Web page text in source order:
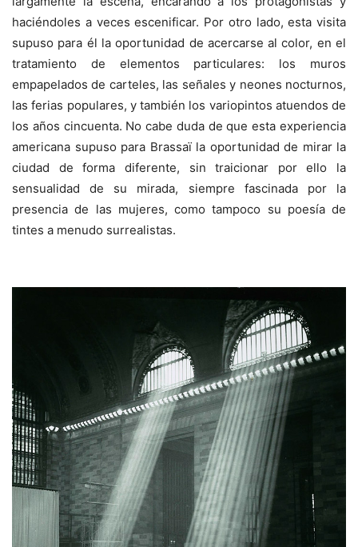
haciéndoles a veces escenificar. Por otro lado, esta visita
supuso para él la oportunidad de acercarse al color, en el
tratamiento de elementos particulares: los muros
empapelados de carteles, las señales y neones nocturnos,
las ferias populares, y también los variopintos atuendos de
los años cincuenta. No cabe duda de que esta experiencia
americana supuso para Brassaï la oportunidad de mirar la
ciudad de forma diferente, sin traicionar por ello la
sensualidad de su mirada, siempre fascinada por la
presencia de las mujeres, como tampoco su poesía de
tintes a menudo surrealistas.